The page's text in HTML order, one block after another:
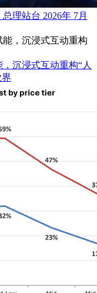
理站台 2026年 7月
沉浸式互动重构“人